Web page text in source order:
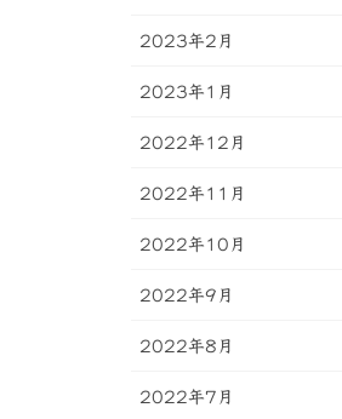
2023年2月
2023年1月
2022年12月
2022年11月
2022年10月
2022年9月
2022年8月
2022年7月